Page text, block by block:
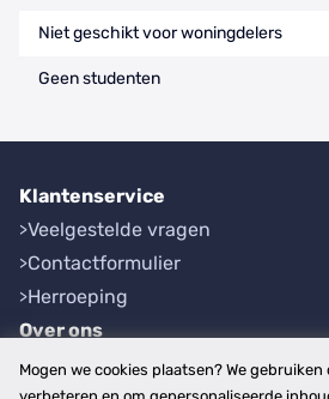
Niet geschikt voor woningdelers
Geen studenten
Klantenservice
Veelgestelde vragen
Contactformulier
Herroeping
Over ons
Bedrijfsgegevens
Mogen we cookies plaatsen? We